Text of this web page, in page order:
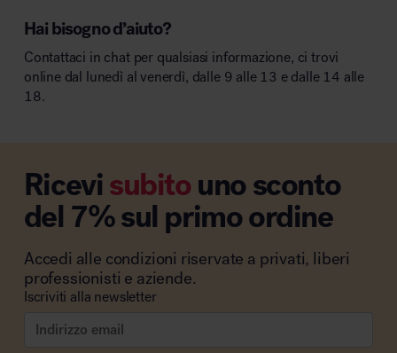
Hai bisogno d’aiuto?
Contattaci in chat per qualsiasi informazione, ci trovi
online dal lunedì al venerdì, dalle 9 alle 13 e dalle 14 alle
18.
Ricevisubitouno sconto
del 7% sul primo ordine
Accedi alle condizioni riservate a privati, liberi
professionisti e aziende.
Iscriviti alla newsletter